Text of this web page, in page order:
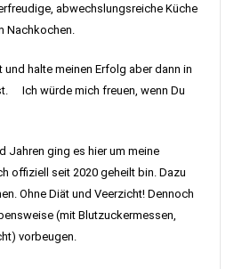
abwechslungsreiche Küche
Nachkochen.
halte meinen Erfolg aber dann in
Ich würde mich freuen, wenn Du
Jahren ging es hier um meine
offiziell seit 2020 geheilt bin. Dazu
Ohne Diät und Veerzicht! Dennoch
(mit Blutzuckermessen,
vorbeugen.